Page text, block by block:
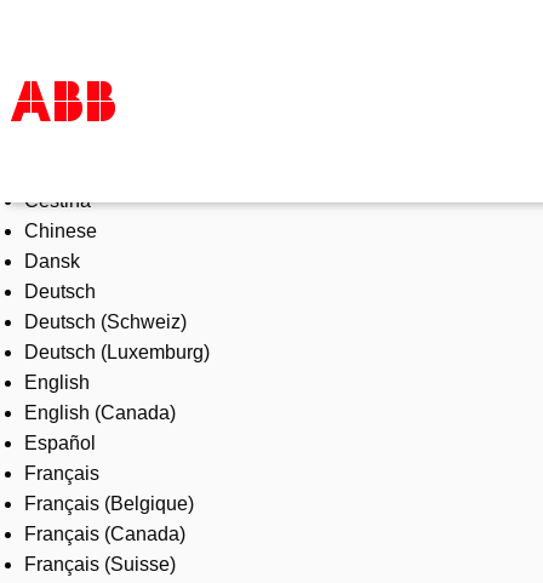
Products & Solutions
Industries
Services
About us
Where to buy
Contact us
Careers
Čeština
Chinese
Dansk
Deutsch
Deutsch (Schweiz)
Deutsch (Luxemburg)
English
English (Canada)
Español
Français
Français (Belgique)
Français (Canada)
Français (Suisse)